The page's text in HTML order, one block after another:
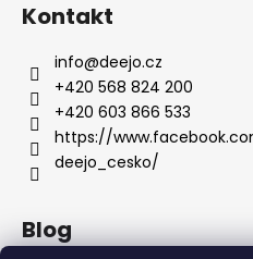
Kontakt
info@deejo.cz
+420 568 824 200
+420 603 866 533
https://
deejo_cesko/
Blog